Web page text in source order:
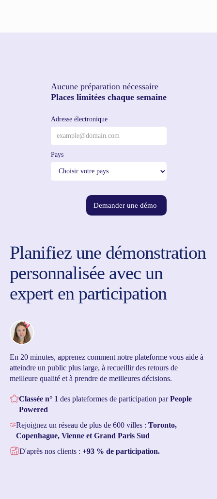
Aucune préparation nécessaire
Places limitées chaque semaine
Adresse électronique
Pays
Demander une démo
Planifiez une démonstration
personnalisée avec un
expert en participation
En 20 minutes, apprenez comment notre plateforme vous aide à
atteindre un public plus large, à recueillir des retours de
meilleure qualité et à prendre de meilleures décisions.
Classée n° 1 des plateformes de participation parPeople
Powered
Rejoignez un réseau de plus de 600 villes : Toronto,
Copenhague, Vienne et Grand Paris Sud
D'après nos clients : +93 % de participation.